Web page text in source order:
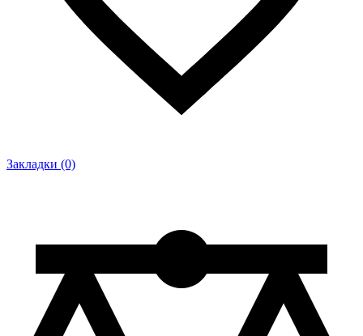
Закладки (0)